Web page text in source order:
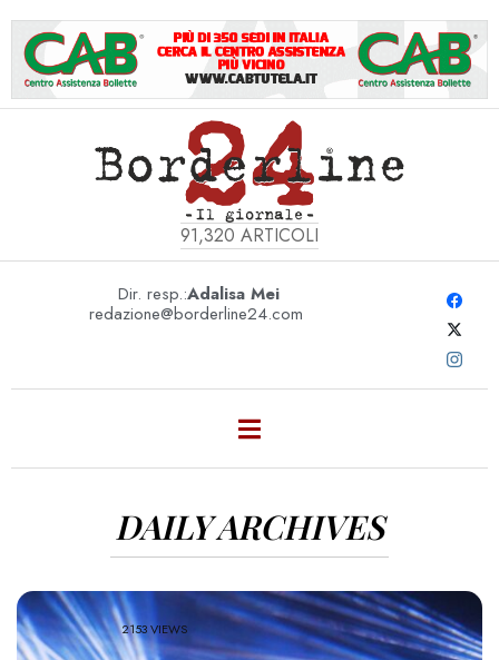
91,320 ARTICOLI
Dir. resp.:Adalisa Mei
redazione@borderline24.com
DAILY ARCHIVES
2153 VIEWS